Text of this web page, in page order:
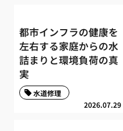
都市インフラの健康を
左右する家庭からの水
詰まりと環境負荷の真
実
2026.07.29
水道修理